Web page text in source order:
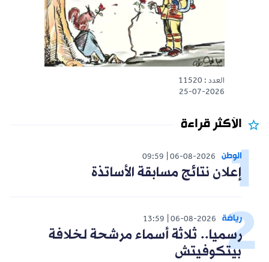
العدد : 11520
25-07-2026
الأكثر قراءة
الوطن 06-08-2026
09:59
إعلان نتائج مسابقة الأساتذة
رياضة 06-08-2026
13:59
رسميا.. ثلاثة أسماء مرشحة لخلافة
بيتكوفيتش